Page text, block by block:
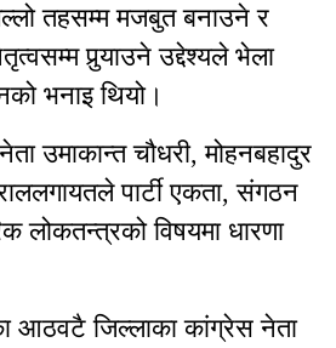
तहसम्म मजबुत बनाउने र
पुर्‍याउने उद्देश्यले भेला
भनाइ थियो।
उमाकान्त चौधरी, मोहनबहादुर
पार्टी एकता, संगठन
लोकतन्त्रको विषयमा धारणा
आठवटै जिल्लाका कांग्रेस नेता